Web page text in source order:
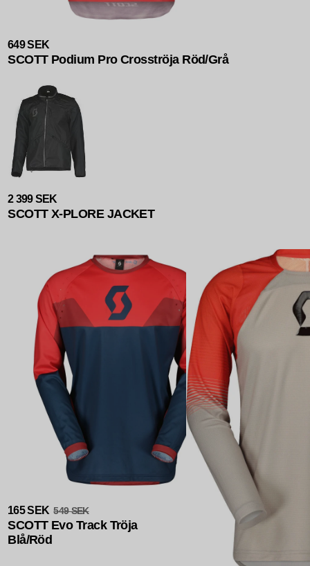
649 SEK
SCOTT Podium Pro Crosströja Röd/Grå
2 399 SEK
SCOTT X-PLORE JACKET
165 SEK 549 SEK
SCOTT Evo Track Tröja
Blå/Röd